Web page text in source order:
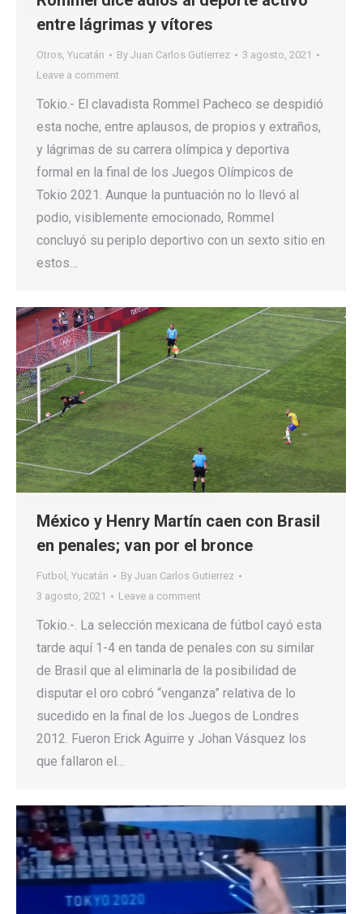
entre lágrimas y vítores
Otros, Yucatán By Juan Carlos Gutierrez
3 agosto, 2021
Leave a comment
Tokio.- El clavadista Rommel Pacheco se despidió
esta noche, entre aplausos, de propios y extraños,
y lágrimas de su carrera olímpica y deportiva
formal en la final de los Juegos Olímpicos de
Tokio 2021. Aunque la puntuación no lo llevó al
podio, visiblemente emocionado, Rommel
concluyó su periplo deportivo con un sexto sitio en
estos…
México y Henry Martín caen con Brasil
en penales; van por el bronce
Futbol , Yucatán By Juan Carlos Gutierrez
3 agosto, 2021
Leave a comment
Tokio.-. La selección mexicana de fútbol cayó esta
tarde aquí 1-4 en tanda de penales con su similar
de Brasil que al eliminarla de la posibilidad de
disputar el oro cobró “venganza” relativa de lo
sucedido en la final de los Juegos de Londres
2012. Fueron Erick Aguirre y Johan Vásquez los
que fallaron el…